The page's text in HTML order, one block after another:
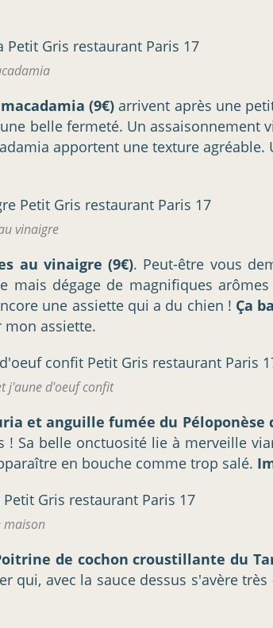
(9€) arrivent après une
belle fermeté. Un assaisonnement
apportent une texture agréable.
vinaigre
au vinaigre (9€). Peut-être vous
dégage de magnifiques
une assiette qui a du chien ! Ça
mon assiette.
j'aune d'oeuf confit
et anguille fumée du Péloponèse
Sa belle onctuosité lie à merveille
en bouche comme trop salé.
maison
de cochon croustillante du
qui, avec la sauce dessus s'avère très